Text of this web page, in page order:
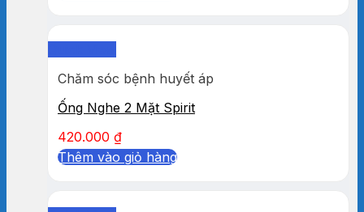
Chăm sóc bệnh huyết áp
Ống Nghe 2 Mặt Spirit
420.000 ₫
Thêm vào giỏ hàng